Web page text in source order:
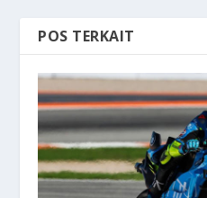
POS TERKAIT